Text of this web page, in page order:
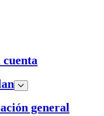
cuenta
general